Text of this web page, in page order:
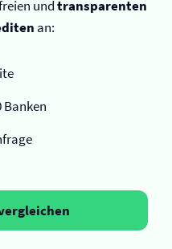
undtransparenten
an:
Banken